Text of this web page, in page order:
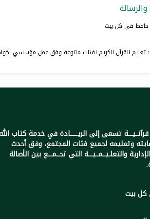
والرسالة
: حافظ في كل بيت
: تعليم القرآن الكريم لفئات متنوعة وفق عمل مؤسسي
تسعى إلى الريـــــادة في خدمة كتاب
وتعليمه لجميع فئات المجتمع، وفق أحدث
والتعلـيــمــيـــة التي تجــمـــع بين الأصالة
بيت